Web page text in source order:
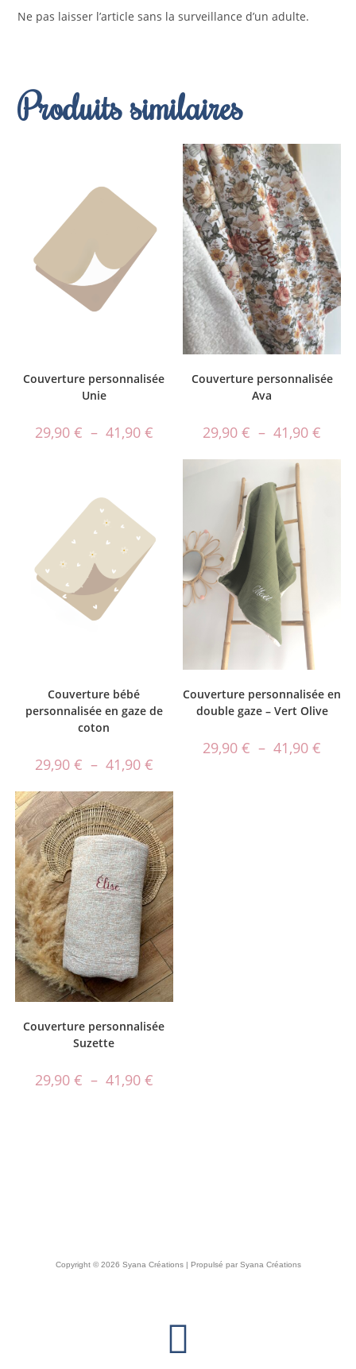
Ne pas laisser l’article sans la surveillance d’un adulte.
Produits similaires
Couverture personnalisée
Unie
29,90 € – 41,90 €
Couverture personnalisée
Ava
29,90€ – 41,90€
Couverture bébé
personnalisée en gaze de
coton
29,90 € – 41,90 €
Couverture personnalisée en
double gaze – Vert Olive
29,90€ – 41,90€
Couverture personnalisée
Suzette
29,90 € – 41,90 €
Copyright © 2026 Syana Créations | Propulsé par Syana Créations